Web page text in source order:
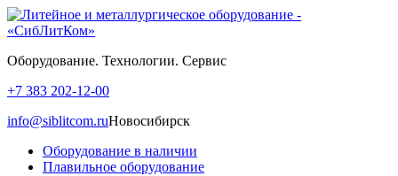
Оборудование. Технологии. Сервис
+7 383 202-12-00
info@siblitcom.ruНовосибирск
Оборудование в наличии
Плавильное оборудование